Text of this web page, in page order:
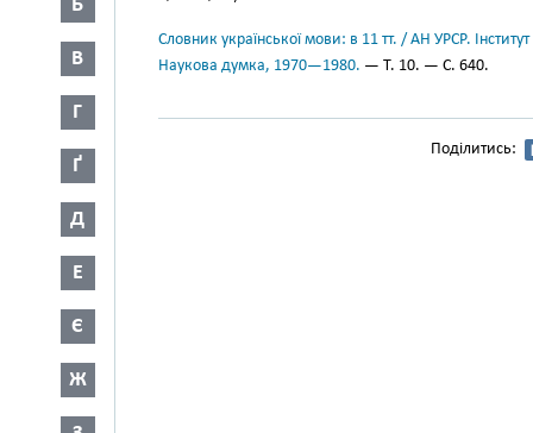
Б
В
Г
Ґ
Д
Е
Є
Ж
Словник української мови: в 11 тт. / АН УРСР.
Наукова думка, 1970—1980. — Т. 10. — С. 640.
Поділитись: